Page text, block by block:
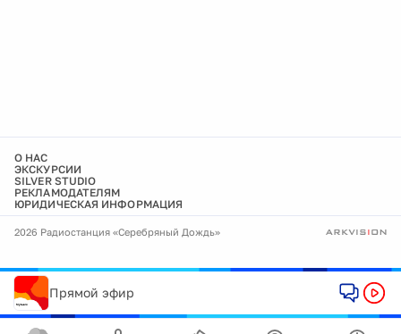
О НАС
ЭКСКУРСИИ
SILVER STUDIO
РЕКЛАМОДАТЕЛЯМ
ЮРИДИЧЕСКАЯ ИНФОРМАЦИЯ
2026 Радиостанция «Серебряный Дождь»
Прямой эфир